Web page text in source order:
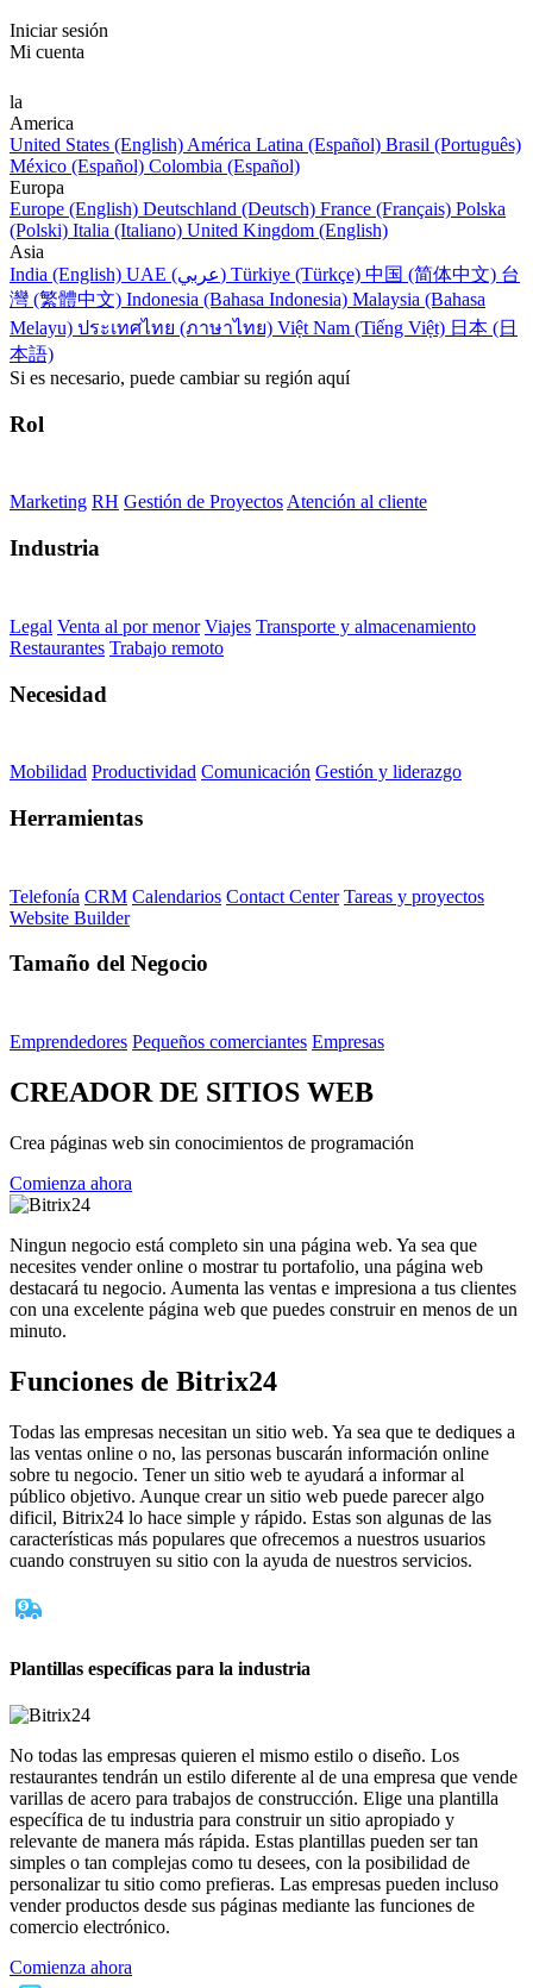
Iniciar sesión
Mi cuenta
la
America
United States (English) América Latina (Español) Brasil (Português)
México (Español) Colombia (Español)
Europa
Europe (English) Deutschland (Deutsch) France (Français) Polska
(Polski) Italia (Italiano) United Kingdom (English)
Asia
India (English)
UAE (عربي) Türkiye (Türkçe) 中国 (简体中文) 台
灣 (繁體中文) Indonesia (Bahasa Indonesia) Malaysia (Bahasa
Melayu) ประเทศไทย (ภาษาไทย) Việt Nam (Tiếng Việt) 日本 (日
本語)
Si es necesario, puede cambiar su región aquí
Rol
Marketing RH Gestión de ProyectosAtención al cliente
Industria
Legal Venta al por menor Viajes Transporte y almacenamiento
Restaurantes Trabajo remoto
Necesidad
Mobilidad Productividad Comunicación Gestión y liderazgo
Herramientas
Telefonía CRM Calendarios Contact Center Tareas y proyectos
Website Builder
Tamaño del Negocio
Emprendedores Pequeños comerciantes Empresas
CREADOR DE SITIOS WEB
Crea páginas web sin conocimientos de programación
Comienza ahora
Ningun negocio está completo sin una página web. Ya sea que
necesites vender online o mostrar tu portafolio, una página web
destacará tu negocio. Aumenta las ventas e impresiona a tus clientes
con una excelente página web que puedes construir en menos de un
minuto.
Funciones de Bitrix24
Todas las empresas necesitan un sitio web. Ya sea que te dediques a
las ventas online o no, las personas buscarán información online
sobre tu negocio. Tener un sitio web te ayudará a informar al
público objetivo. Aunque crear un sitio web puede parecer algo
dificil, Bitrix24 lo hace simple y rápido. Estas son algunas de las
características más populares que ofrecemos a nuestros usuarios
cuando construyen su sitio con la ayuda de nuestros servicios.
Plantillas específicas para la industria
No todas las empresas quieren el mismo estilo o diseño. Los
restaurantes tendrán un estilo diferente al de una empresa que vende
varillas de acero para trabajos de construcción. Elige una plantilla
específica de tu industria para construir un sitio apropiado y
relevante de manera más rápida. Estas plantillas pueden ser tan
simples o tan complejas como tu desees, con la posibilidad de
personalizar tu sitio como prefieras. Las empresas pueden incluso
vender productos desde sus páginas mediante las funciones de
comercio electrónico.
Comienza ahora